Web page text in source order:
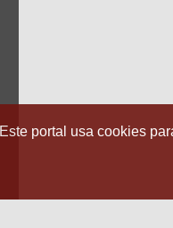
Este portal usa cookies